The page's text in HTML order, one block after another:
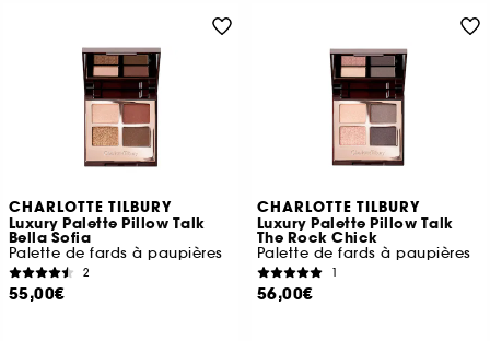
CHARLOTTE TILBURY
Luxury Palette Pillow Talk
Bella Sofia
Palette de fards à paupières
2
55,00€
CHARLOTTE TILBURY
Luxury Palette Pillow Talk
The Rock Chick
Palette de fards à paupières
1
56,00€